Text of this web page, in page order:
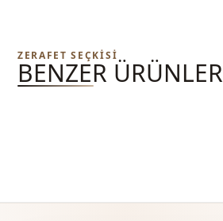
ZERAFET SEÇKISI
BENZER ÜRÜNLER